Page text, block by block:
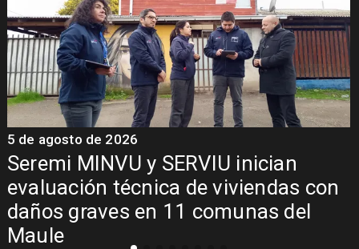
Fondo Orasmi entrega apoyo a
familia de Romeral para costear
alimentación especializada de niño
con Síndrome de Intestino Corto
5 de agosto de 2026